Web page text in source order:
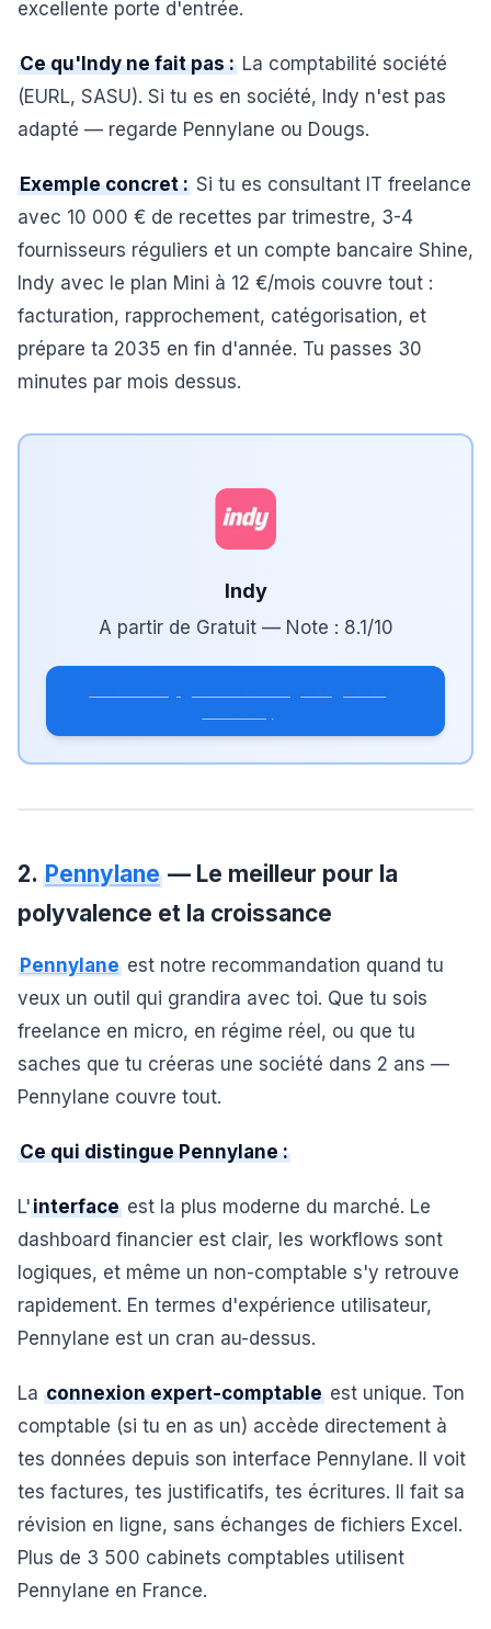
excellente porte d'entrée.
Ce qu'Indy ne fait pas : La comptabilité société
(EURL, SASU). Si tu es en société, Indy n'est pas
adapté — regarde Pennylane ou Dougs.
Exemple concret : Si tu es consultant IT freelance
avec 10 000 € de recettes par trimestre, 3-4
fournisseurs réguliers et un compte bancaire Shine,
Indy avec le plan Mini à 12 €/mois couvre tout :
facturation, rapprochement, catégorisation, et
prépare ta 2035 en fin d'année. Tu passes 30
minutes par mois dessus.
Indy
A partir de Gratuit— Note : 8.1 /10
2. Pennylane — Le meilleur pour la
polyvalence et la croissance
Pennylane est notre recommandation quand tu
veux un outil qui grandira avec toi. Que tu sois
freelance en micro, en régime réel, ou que tu
saches que tu créeras une société dans 2 ans —
Pennylane couvre tout.
Ce qui distingue Pennylane :
L'interface est la plus moderne du marché. Le
dashboard financier est clair, les workflows sont
logiques, et même un non-comptable s'y retrouve
rapidement. En termes d'expérience utilisateur,
Pennylane est un cran au-dessus.
La connexion expert-comptable est unique. Ton
comptable (si tu en as un) accède directement à
tes données depuis son interface Pennylane. Il voit
tes factures, tes justificatifs, tes écritures. Il fait sa
révision en ligne, sans échanges de fichiers Excel.
Plus de 3 500 cabinets comptables utilisent
Pennylane en France.